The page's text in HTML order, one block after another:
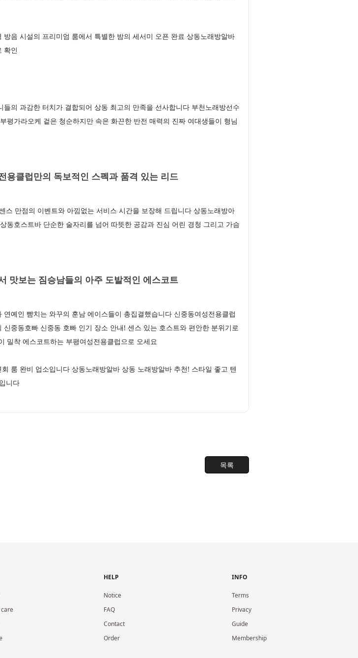
음 시설의 프리미엄 룸에서 특별한 밤의 세서미 오픈 완료 상동노래방알바
확인
의 과감한 터치가 결합되어 상동 최고의 만족을 선사합니다 부천노래방선수
평가라오케 겉은 청순하지만 속은 화끈한 반전 매력의 진짜 여대생들이 형님
용클럽만의 독보적인 스펙과 품격 있는 리드
만점의 이벤트와 아낌없는 서비스 시간을 보장해 드립니다 상동노래방아
동호스트바 단순한 술자리를 넘어 따뜻한 공감과 진심 어린 경청 그리고 가슴
맛보는 짐승남들의 아주 도발적인 에스코트
예인 뺨치는 와꾸의 훈남 에이스들이 총집결했습니다 신중동여성전용클럽
중동호빠 신중동 호빠 인기 장소 안내! 센스 있는 호스트와 편안한 분위기로
밀착 에스코트하는 부평여성전용클럽으로 오세요
룸 완비 업소입니다 상동노래방알바 상동 노래방알바 추천! 스타일 좋고 텐
니다
목록
HELP
Notice
FAQ
Contact
Order
INFO
Terms
Privacy
Guide
Membership